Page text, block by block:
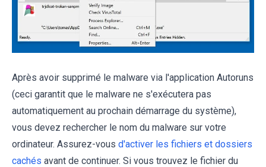
Après avoir supprimé le malware via l'application Autoruns
(ceci garantit que le malware ne s'exécutera pas
automatiquement au prochain démarrage du système),
vous devez rechercher le nom du malware sur votre
ordinateur. Assurez-vous d'activer les fichiers et dossiers
cachés avant de continuer. Si vous trouvez le fichier du